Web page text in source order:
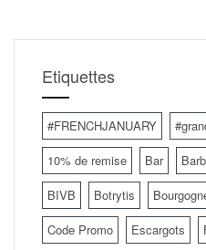
Etiquettes
#FRENCHJANUARY
10% de remise
Bar
BIVB
Botrytis
Code Promo
Escargots